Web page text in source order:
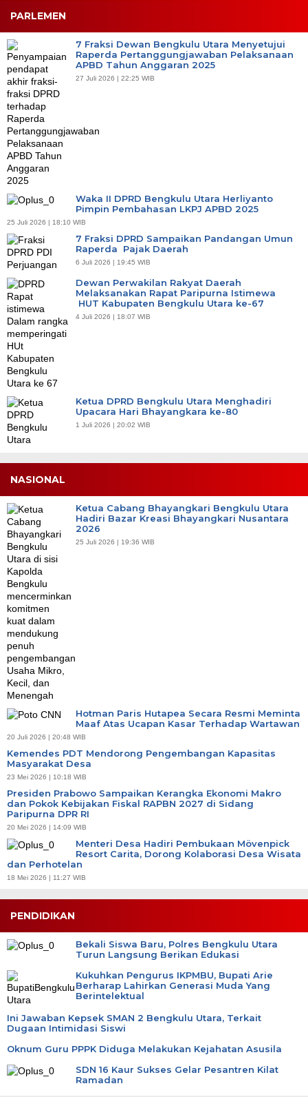
PARLEMEN
7 Fraksi Dewan Bengkulu Utara Menyetujui
Raperda Pertanggungjawaban Pelaksanaan
APBD Tahun Anggaran 2025
27 Juli 2026 | 22:25 WIB
Waka II DPRD Bengkulu Utara Herliyanto
Pimpin Pembahasan LKPJ APBD 2025
25 Juli 2026 | 18:10 WIB
7 Fraksi DPRD Sampaikan Pandangan Umun
Raperda Pajak Daerah
6 Juli 2026 | 19:45 WIB
Dewan Perwakilan Rakyat Daerah
Melaksanakan Rapat Paripurna Istimewa
HUT Kabupaten Bengkulu Utara ke-67
4 Juli 2026 | 18:07 WIB
Ketua DPRD Bengkulu Utara Menghadiri
Upacara Hari Bhayangkara ke-80
1 Juli 2026 | 20:02 WIB
NASIONAL
Ketua Cabang Bhayangkari Bengkulu Utara
Hadiri Bazar Kreasi Bhayangkari Nusantara
2026
25 Juli 2026 | 19:36 WIB
Hotman Paris Hutapea Secara Resmi Meminta
Maaf Atas Ucapan Kasar Terhadap Wartawan
20 Juli 2026 | 20:48 WIB
Kemendes PDT Mendorong Pengembangan Kapasitas
Masyarakat Desa
23 Mei 2026 | 10:18 WIB
Presiden Prabowo Sampaikan Kerangka Ekonomi Makro
dan Pokok Kebijakan Fiskal RAPBN 2027 di Sidang
Paripurna DPR RI
20 Mei 2026 | 14:09 WIB
Menteri Desa Hadiri Pembukaan Mövenpick
Resort Carita, Dorong Kolaborasi Desa Wisata
dan Perhotelan
18 Mei 2026 | 11:27 WIB
PENDIDIKAN
Bekali Siswa Baru, Polres Bengkulu Utara
Turun Langsung Berikan Edukasi
Kukuhkan Pengurus IKPMBU, Bupati Arie
Berharap Lahirkan Generasi Muda Yang
Berintelektual
Ini Jawaban Kepsek SMAN 2 Bengkulu Utara, Terkait
Dugaan Intimidasi Siswi
Oknum Guru PPPK Diduga Melakukan Kejahatan Asusila
SDN 16 Kaur Sukses Gelar Pesantren Kilat
Ramadan